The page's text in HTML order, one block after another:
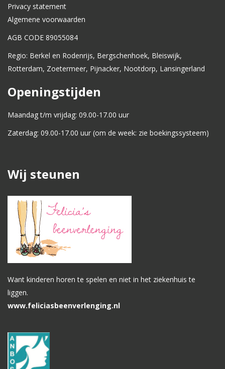
Privacy statement
Algemene voorwaarden
AGB CODE 89055084
Regio: Berkel en Rodenrijs, Bergschenhoek, Bleiswijk,
Rotterdam, Zoetermeer, Pijnacker, Nootdorp, Lansingerland
Openingstijden
Maandag t/m vrijdag: 09.00-17.00 uur
Zaterdag: 09.00-17.00 uur (om de week: zie boekingssysteem)
Wij steunen
Want kinderen horen te spelen en niet in het ziekenhuis te
liggen.
www.feliciasbeenverlenging.nl